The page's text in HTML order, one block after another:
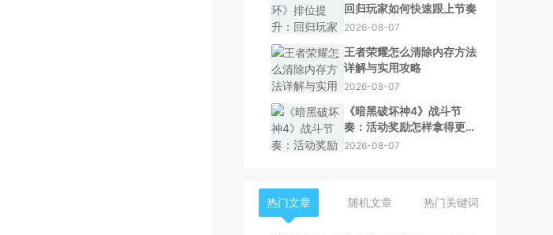
回归玩家如何快速跟上节奏
2026-08-07
王者荣耀怎么清除内存方法
详解与实用攻略
2026-08-07
《暗黑破坏神4》战斗节
奏：活动奖励怎样拿得更舒
服
2026-08-07
热门文章 随机文章 热门关键词